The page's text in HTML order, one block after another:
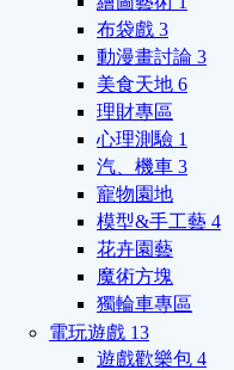
布袋戲 3
動漫畫討論 3
美食天地 6
理財專區
心理測驗 1
汽、機車 3
寵物園地
模型&手工藝 4
花卉園藝
魔術方塊
獨輪車專區
電玩遊戲 13
遊戲歡樂包 4